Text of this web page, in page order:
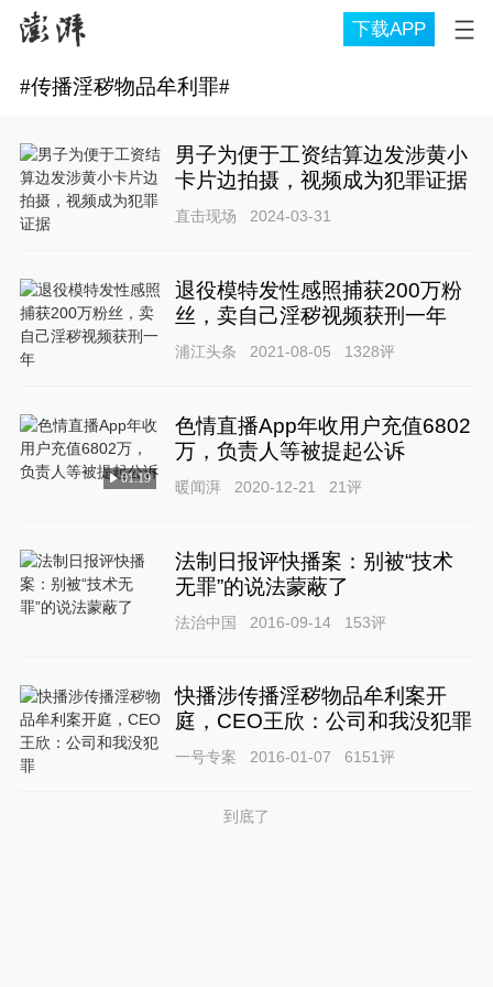
下载APP
#传播淫秽物品牟利罪#
男子为便于工资结算边发涉黄小
卡片边拍摄，视频成为犯罪证据
直击现场 2024-03-31
退役模特发性感照捕获200万粉
丝，卖自己淫秽视频获刑一年
浦江头条 2021-08-05 1328评
01:19
色情直播App年收用户充值6802
万，负责人等被提起公诉
暖闻湃 2020-12-21 21评
法制日报评快播案：别被“技术
无罪”的说法蒙蔽了
法治中国 2016-09-14 153评
快播涉传播淫秽物品牟利案开
庭，CEO王欣：公司和我没犯罪
一号专案 2016-01-07 6151评
到底了